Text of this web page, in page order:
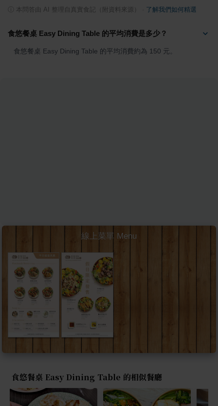
本問答由 AI 整理自真實食記（附資料來源） 了解我們如何精選
食悠餐桌 Easy Dining Table 的平均消費是多少？
食悠餐桌 Easy Dining Table 的平均消費約為 150 元。
線上菜單 Menu
食悠餐桌 Easy Dining Table 的相似餐廳